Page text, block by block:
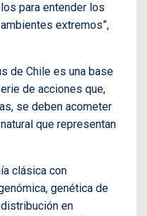
para entender los
extremos”,
de Chile es una base
de acciones que,
se deben acometer
que representan
clásica con
genética de
en